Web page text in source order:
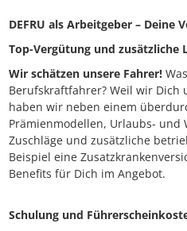
DEFRU als Arbeitgeber – Deine
Top-Vergütung und zusätzliche
Wir schätzen unsere Fahrer!
Berufskraftfahrer? Weil wir Dich
haben wir neben einem
Prämienmodellen, Urlaubs- und
Zuschläge und zusätzliche
Beispiel eine
Benefits für Dich im Angebot.
Schulung und